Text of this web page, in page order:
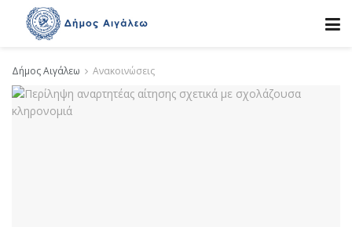
Δήμος Αιγάλεω Ανακοινώσεις